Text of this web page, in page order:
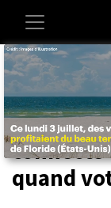
Accueil Insolite
Voici
pour les
quand